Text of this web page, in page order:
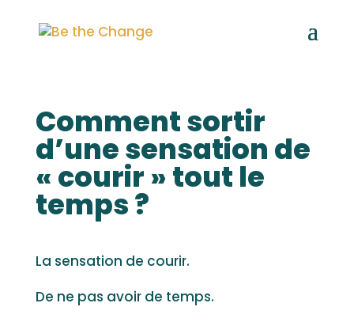
Comment sortir
d’une sensation de
« courir » tout le
temps ?
La sensation de courir.
De ne pas avoir de temps.